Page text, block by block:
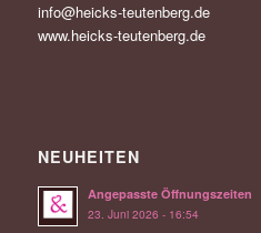
info@heicks-teutenberg.de
www.heicks-teutenberg.de
NEUHEITEN
Angepasste Öffnungszeiten
23. Juni 2026 - 16:54